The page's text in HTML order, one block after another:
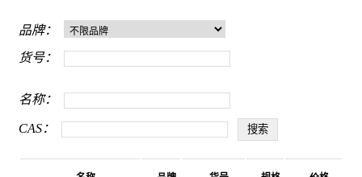
品牌：
货号：
名称：
CAS：